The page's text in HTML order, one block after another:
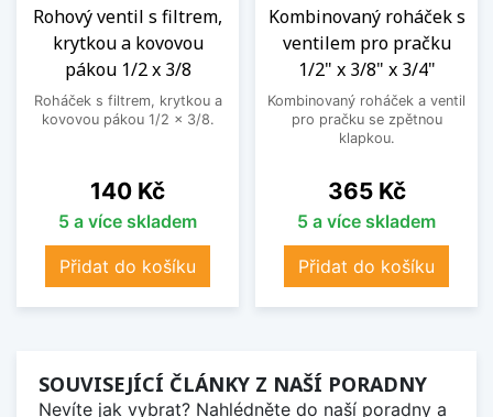
Rohový ventil s filtrem,
krytkou a kovovou
pákou 1/2 x 3/8
Roháček s filtrem, krytkou a
kovovou pákou 1/2 x 3/8.
Cena
140 Kč
5 a více skladem
Přidat do košíku
Kombinovaný roháček s
ventilem pro pračku
1/2" x 3/8" x 3/4"
Kombinovaný roháček a ventil
pro pračku se zpětnou
klapkou.
Cena
365 Kč
5 a více skladem
Přidat do košíku
SOUVISEJÍCÍ ČLÁNKY Z NAŠÍ PORADNY
Nevíte jak vybrat? Nahlédněte do naší poradny a